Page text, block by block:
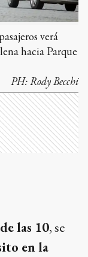
verá
hacia Parque
PH:Rody Becchi
las 10, se
en la